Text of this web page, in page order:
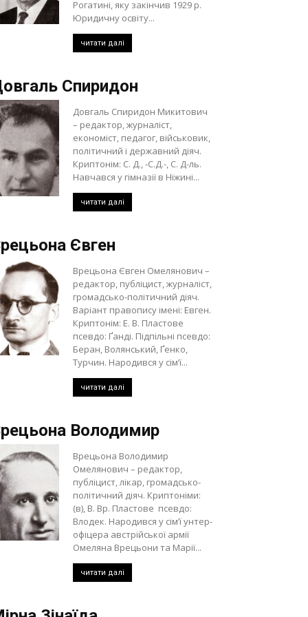
Рогатині, яку закінчив 1929 р.
Юридичну освіту...
читати далі
Спиридон
Довгаль Спиридон Микитович
– редактор, журналіст,
економіст, педагог, військовик,
політичний і державний діяч.
Криптонім: С. Д., -С.Д.-, С. Д-ль.
Навчався у гімназії в Ніжині...
читати далі
Євген
Врецьона Євген Омелянович –
редактор, публіцист, журналіст,
громадсько-політичний діяч.
Варіант правопису імені: Евген.
Криптонім: Е. В. Пластове
псевдо: Ґанді. Підпільні псевдо:
Беран, Волянський, Ґенко,
Турчин. Народився у сім’ї...
читати далі
Володимир
Врецьона Володимир
Омелянович – редактор,
публіцист, лікар, громадсько-
політичний діяч. Криптоніми:
(в), В. Вр. Пластове псевдо:
Влодек. Народився у сім’ї унтер-
офіцера австрійської армії
Омеляна Врецьони та Марії...
читати далі